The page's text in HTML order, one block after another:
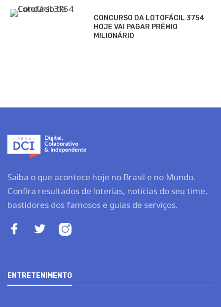
CONCURSO DA LOTOFÁCIL 3754
HOJE VAI PAGAR PRÊMIO
MILIONÁRIO
Saiba o que acontece hoje no Brasil e no Mundo.
Confira resultados de loterias, notícias do seu time,
bastidores dos famosos e guias de serviços.
ENTRETENIMENTO